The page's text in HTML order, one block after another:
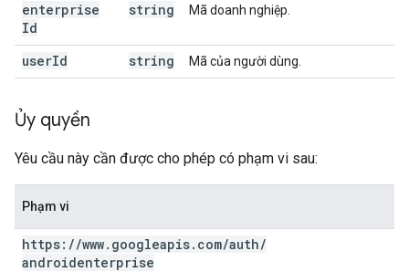
enterprise
Id
string Mã doanh nghiệp.
userId string Mã của người dùng.
Ủy quyền
Yêu cầu này cần được cho phép có phạm vi sau:
Phạm vi
https: //www. googleapis. com/auth/
androidenterprise